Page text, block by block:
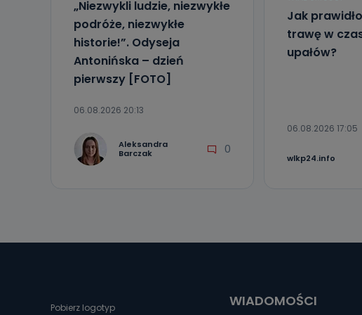
„Niezwykli ludzie, niezwykłe
podróże, niezwykłe
historie!”. Odyseja
Antonińska – dzień
pierwszy [FOTO]
06.08.2026 20:13
Aleksandra
Barczak
0
Jak
trawę w
upałów?
06.08.2026 17:05
wlkp24.info
Pobierz logotyp WIADOMOŚCI